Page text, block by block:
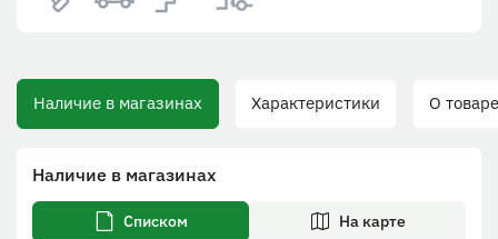
Наличие в магазинах Характеристики О товаре
Наличие в магазинах
Списком На карте